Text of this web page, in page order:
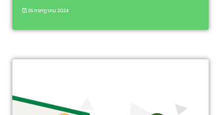
26 กรกฎาคม 2024